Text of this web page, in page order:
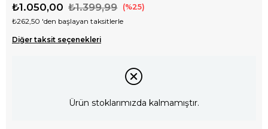
₺1.399,99
₺1.050,00 25
₺262,50 'den başlayan taksitlerle
Diğer taksit seçenekleri
Ürün stoklarımızda kalmamıştır.